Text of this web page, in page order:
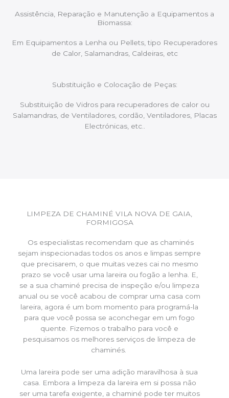
Assistência, Reparação e Manutenção a Equipamentos a
Biomassa:
Em Equipamentos a Lenha ou Pellets, tipo Recuperadores
de Calor, Salamandras, Caldeiras, etc
Substituição e Colocação de Peças:
Substituição de Vidros para recuperadores de calor ou
Salamandras, de Ventiladores, cordão, Ventiladores, Placas
Electrónicas, etc..
LIMPEZA DE CHAMINÉ VILA NOVA DE GAIA,
FORMIGOSA
Os especialistas recomendam que as chaminés
sejam inspecionadas todos os anos e limpas sempre
que precisarem, o que muitas vezes cai no mesmo
prazo se você usar uma lareira ou fogão a lenha. E,
se a sua chaminé precisa de inspeção e/ou limpeza
anual ou se você acabou de comprar uma casa com
lareira, agora é um bom momento para programá-la
para que você possa se aconchegar em um fogo
quente. Fizemos o trabalho para você e
pesquisamos os melhores serviços de limpeza de
chaminés.
Uma lareira pode ser uma adição maravilhosa à sua
casa. Embora a limpeza da lareira em si possa não
ser uma tarefa exigente, a chaminé pode ter muitos